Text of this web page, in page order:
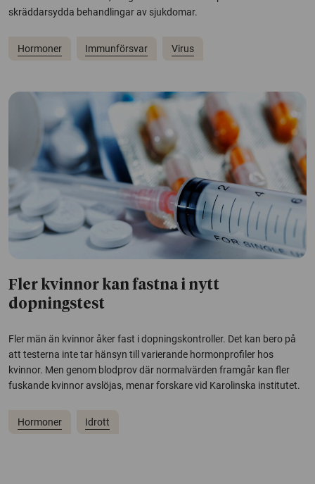
skräddarsydda behandlingar av sjukdomar.
Hormoner Immunförsvar Virus
Fler kvinnor kan fastna i nytt
dopningstest
Fler män än kvinnor åker fast i dopningskontroller. Det kan bero på
att testerna inte tar hänsyn till varierande hormonprofiler hos
kvinnor. Men genom blodprov där normalvärden framgår kan fler
fuskande kvinnor avslöjas, menar forskare vid Karolinska institutet.
Hormoner Idrott